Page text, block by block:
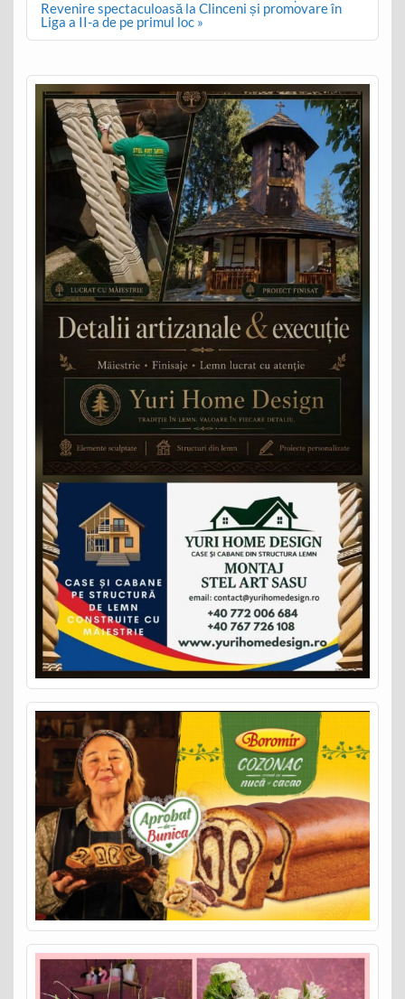
Revenire spectaculoasă la Clinceni și promovare în
Liga a II-a de pe primul loc »